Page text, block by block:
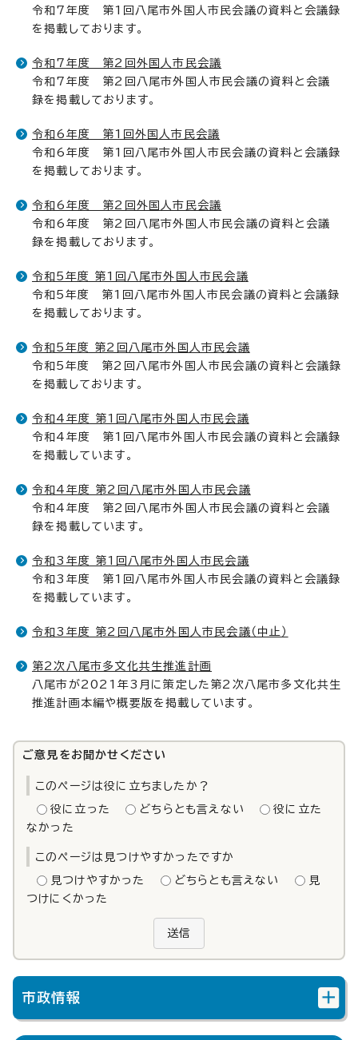
令和7年度 第1回八尾市外国人市民会議の資料と会議録
を掲載しております。
令和7年度 第2回外国人市民会議
令和7年度 第2回八尾市外国人市民会議の資料と会議
録を掲載しております。
令和6年度 第1回外国人市民会議
令和6年度 第1回八尾市外国人市民会議の資料と会議録
を掲載しております。
令和6年度 第2回外国人市民会議
令和6年度 第2回八尾市外国人市民会議の資料と会議
録を掲載しております。
令和5年度 第1回八尾市外国人市民会議
令和5年度 第1回八尾市外国人市民会議の資料と会議録
を掲載しております。
令和5年度 第2回八尾市外国人市民会議
令和5年度 第2回八尾市外国人市民会議の資料と会議録
を掲載しております。
令和4年度 第1回八尾市外国人市民会議
令和4年度 第1回八尾市外国人市民会議の資料と会議録
を掲載しています。
令和4年度 第2回八尾市外国人市民会議
令和4年度 第2回八尾市外国人市民会議の資料と会議
録を掲載しています。
令和3年度 第1回八尾市外国人市民会議
令和3年度 第1回八尾市外国人市民会議の資料と会議録
を掲載しています。
令和3年度 第2回八尾市外国人市民会議（中止）
第2次八尾市多文化共生推進計画
八尾市が2021年3月に策定した第2次八尾市多文化共生
推進計画本編や概要版を掲載しています。
ご意見をお聞かせください
このページは役に立ちましたか？
役に立った どちらとも言えない
役に立た
なかった
このページは見つけやすかったですか
見つけやすかった どちらとも言えない
見
つけにくかった
送信
市政情報